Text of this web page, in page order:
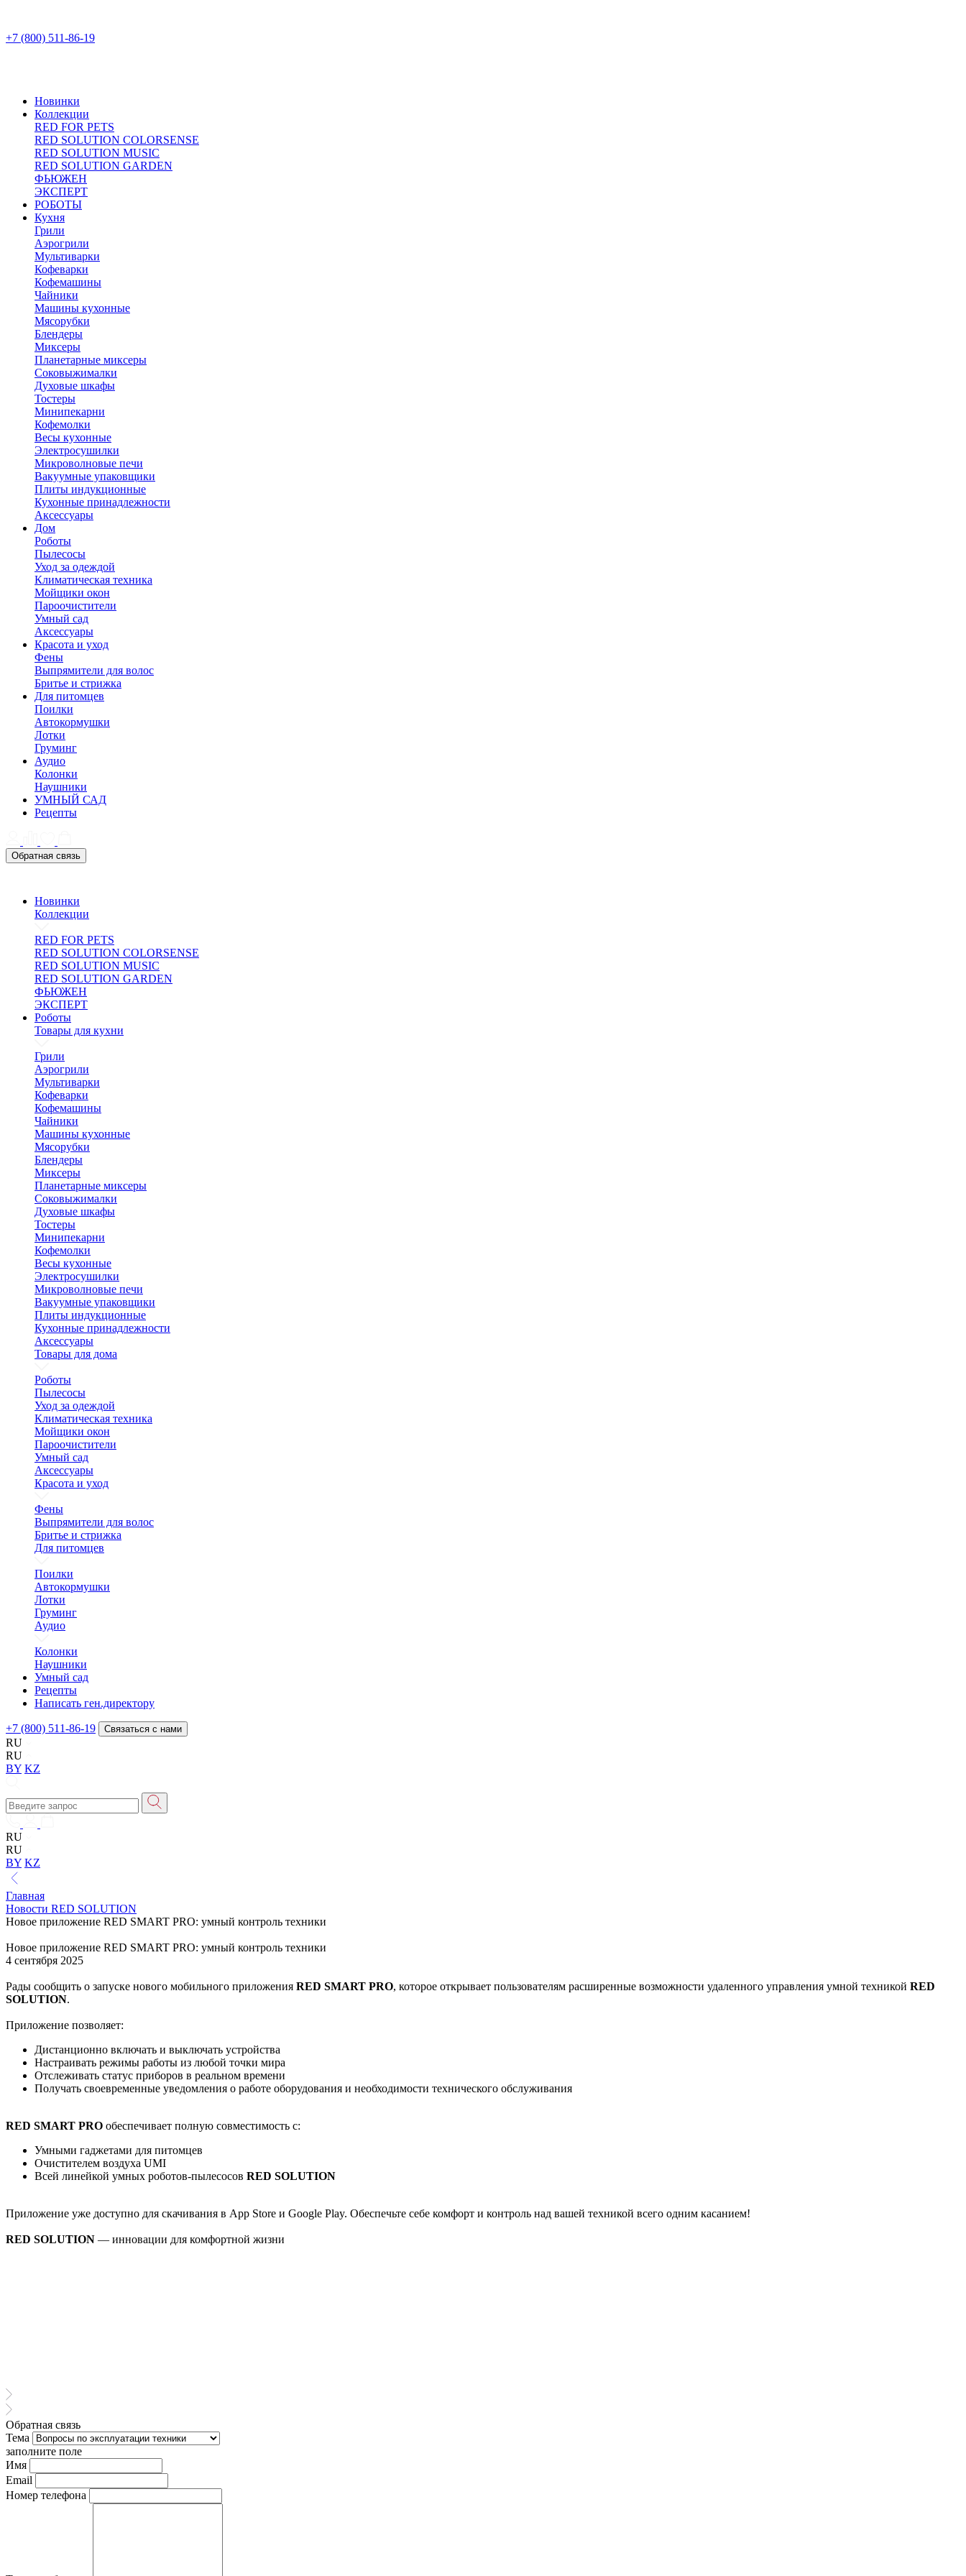
+7 (800) 511-86-19
Новинки
Коллекции
RED FOR PETS
RED SOLUTION COLORSENSE
RED SOLUTION MUSIC
RED SOLUTION GARDEN
ФЬЮЖЕН
ЭКСПЕРТ
РОБОТЫ
Кухня
Грили
Аэрогрили
Мультиварки
Кофеварки
Кофемашины
Чайники
Машины кухонные
Мясорубки
Блендеры
Миксеры
Планетарные миксеры
Соковыжималки
Духовые шкафы
Тостеры
Минипекарни
Кофемолки
Весы кухонные
Электросушилки
Микроволновые печи
Вакуумные упаковщики
Плиты индукционные
Кухонные принадлежности
Аксессуары
Дом
Роботы
Пылесосы
Уход за одеждой
Климатическая техника
Мойщики окон
Пароочистители
Умный сад
Аксессуары
Красота и уход
Фены
Выпрямители для волос
Бритье и стрижка
Для питомцев
Поилки
Автокормушки
Лотки
Груминг
Аудио
Колонки
Наушники
УМНЫЙ САД
Рецепты
Обратная связь
Новинки
Коллекции
RED FOR PETS
RED SOLUTION COLORSENSE
RED SOLUTION MUSIC
RED SOLUTION GARDEN
ФЬЮЖЕН
ЭКСПЕРТ
Роботы
Товары для кухни
Грили
Аэрогрили
Мультиварки
Кофеварки
Кофемашины
Чайники
Машины кухонные
Мясорубки
Блендеры
Миксеры
Планетарные миксеры
Соковыжималки
Духовые шкафы
Тостеры
Минипекарни
Кофемолки
Весы кухонные
Электросушилки
Микроволновые печи
Вакуумные упаковщики
Плиты индукционные
Кухонные принадлежности
Аксессуары
Товары для дома
Роботы
Пылесосы
Уход за одеждой
Климатическая техника
Мойщики окон
Пароочистители
Умный сад
Аксессуары
Красота и уход
Фены
Выпрямители для волос
Бритье и стрижка
Для питомцев
Поилки
Автокормушки
Лотки
Груминг
Аудио
Колонки
Наушники
Умный сад
Рецепты
Написать ген.директору
+7 (800) 511-86-19 Связаться с нами
RU
RU
BY KZ
RU
RU
BY KZ
Главная
Новости RED SOLUTION
Новое приложение RED SMART PRO: умный контроль техники
Новое приложение RED SMART PRO: умный контроль техники
4 сентября 2025
Рады сообщить о запуске нового мобильного приложения RED SMART PRO, которое открывает пользователям расширенные возможности удаленного управления умной техникой RED
SOLUTION.
Приложение позволяет:
Дистанционно включать и выключать устройства
Настраивать режимы работы из любой точки мира
Отслеживать статус приборов в реальном времени
Получать своевременные уведомления о работе оборудования и необходимости технического обслуживания
RED SMART PRO обеспечивает полную совместимость с:
Умными гаджетами для питомцев
Очистителем воздуха UMI
Всей линейкой умных роботов-пылесосов RED SOLUTION
Приложение уже доступно для скачивания в App Store и Google Play. Обеспечьте себе комфорт и контроль над вашей техникой всего одним касанием!
RED SOLUTION — инновации для комфортной жизни
Обратная связь
Тема
заполните поле
Имя
Email
Номер телефона